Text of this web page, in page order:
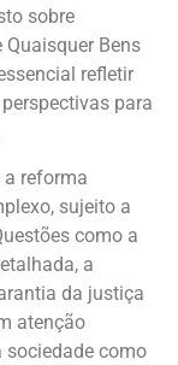
sobre
Bens
refletir
para
a reforma
sujeito a
como a
a
da justiça
atenção
sociedade como